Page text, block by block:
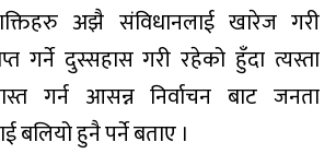
शक्तिहरु अझै संविधानलाई खारेज गरी
गर्ने दुस्सहास गरी रहेको हुँदा त्यस्ता
गर्न आसन्न निर्वाचन बाट जनता
बलियो हुनै पर्ने बताए ।